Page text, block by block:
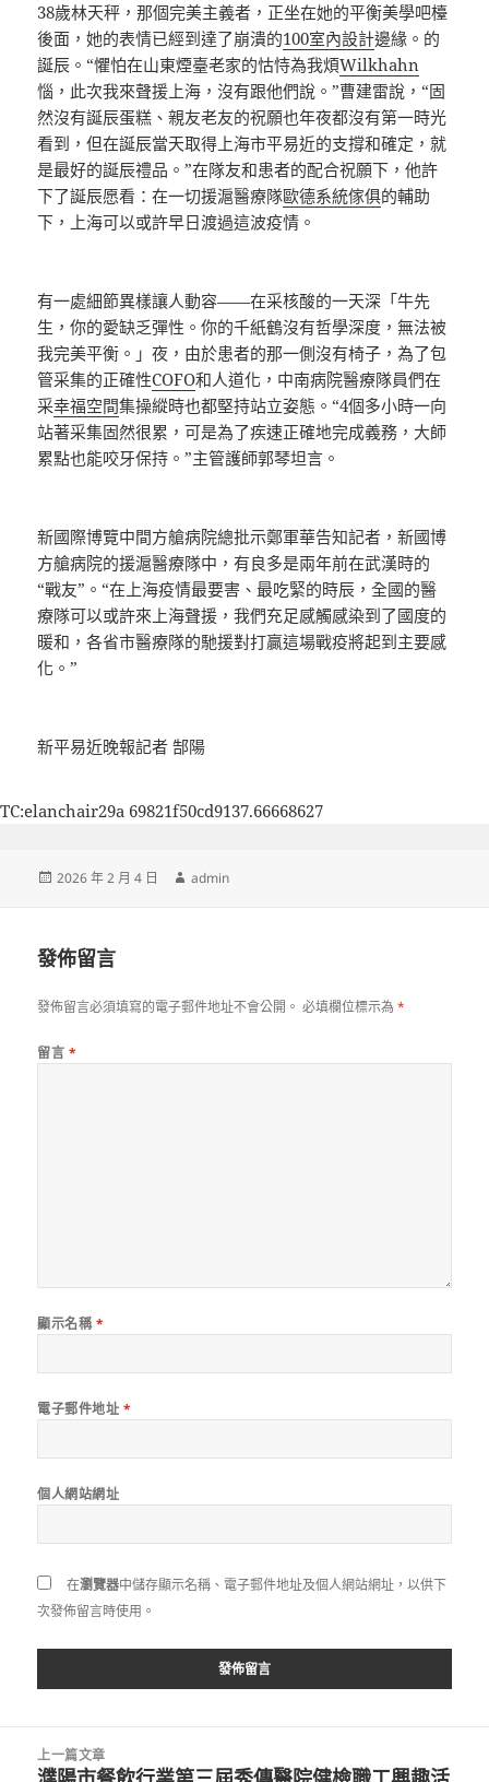
38歲林天秤，那個完美主義者，正坐在她的平衡美學吧檯
後面，她的表情已經到達了崩潰的100室內設計邊緣。的
誕辰。“懼怕在山東煙臺老家的怙恃為我煩Wilkhahn
惱，此次我來聲援上海，沒有跟他們說。”曹建雷說，“固
然沒有誕辰蛋糕、親友老友的祝願也年夜都沒有第一時光
看到，但在誕辰當天取得上海市平易近的支撐和確定，就
是最好的誕辰禮品。”在隊友和患者的配合祝願下，他許
下了誕辰愿看：在一切援滬醫療隊歐德系統傢俱的輔助
下，上海可以或許早日渡過這波疫情。
有一處細節異樣讓人動容——在采核酸的一天深「牛先
生，你的愛缺乏彈性。你的千紙鶴沒有哲學深度，無法被
我完美平衡。」夜，由於患者的那一側沒有椅子，為了包
管采集的正確性COFO和人道化，中南病院醫療隊員們在
采幸福空間集操縱時也都堅持站立姿態。“4個多小時一向
站著采集固然很累，可是為了疾速正確地完成義務，大師
累點也能咬牙保持。”主管護師郭琴坦言。
新國際博覽中間方艙病院總批示鄭軍華告知記者，新國博
方艙病院的援滬醫療隊中，有良多是兩年前在武漢時的
“戰友”。“在上海疫情最要害、最吃緊的時辰，全國的醫
療隊可以或許來上海聲援，我們充足感觸感染到了國度的
暖和，各省市醫療隊的馳援對打贏這場戰疫將起到主要感
化。”
新平易近晚報記者 郜陽
TC:elanchair29a 69821f50cd9137.66668627
發
2026 年 2 月 4 日
作
admin
發佈留言
發佈留言必須填寫的電子郵件地址不會公開。 必填欄位標示為*
留言 *
顯示名稱 *
電子郵件地址 *
個人網站網址
在瀏覽器中儲存顯示名稱、電子郵件地址及個人網站網址，以供下
次發佈留言時使用。
上一篇文章